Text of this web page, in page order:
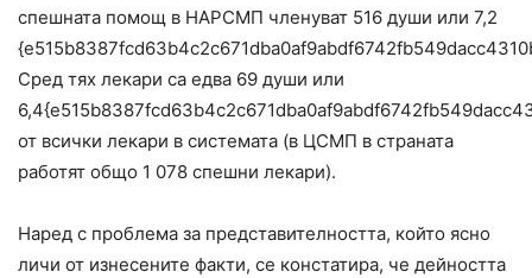
спешната помощ в НАРСМП членуват 516 души или 7,2
Сред тях лекари са едва 69 души или
от всички лекари в системата (в ЦСМП в страната
работят общо 1 078 спешни лекари).
Наред с проблема за представителността, който ясно
личи от изнесените факти, се констатира, че дейността